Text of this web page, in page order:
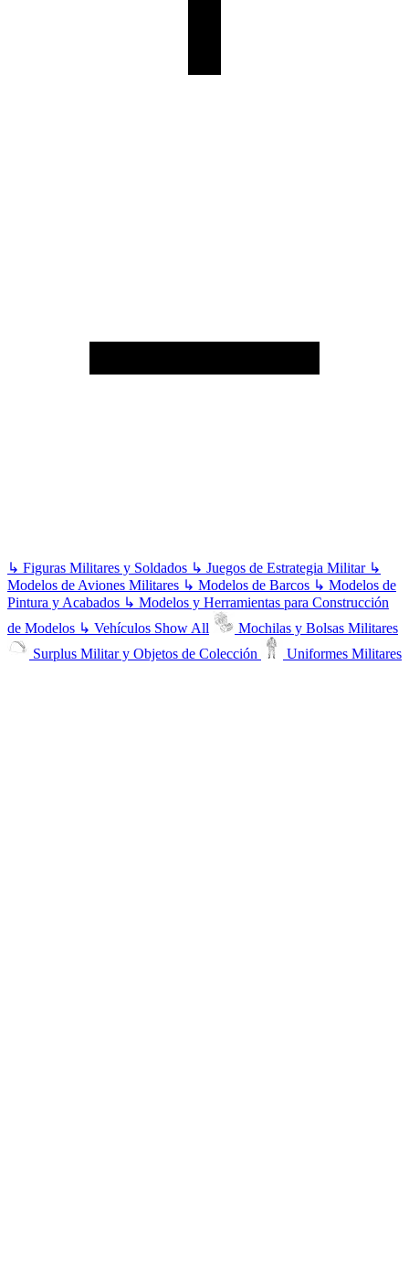
↳ Figuras Militares y Soldados ↳ Juegos de Estrategia Militar ↳
Modelos de Aviones Militares ↳ Modelos de Barcos ↳ Modelos de
Pintura y Acabados ↳ Modelos y Herramientas para Construcción
de Modelos ↳ Vehículos Show All
Mochilas y Bolsas Militares
Surplus Militar y Objetos de Colección
Uniformes Militares